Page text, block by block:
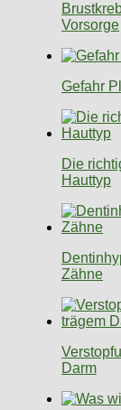
Vorsorge
Gefahr
Die
Hauttyp
Zähne
Darm